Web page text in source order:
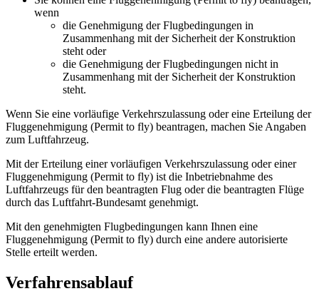
wenn
die Genehmigung der Flugbedingungen in
Zusammenhang mit der Sicherheit der Konstruktion
steht oder
die Genehmigung der Flugbedingungen nicht in
Zusammenhang mit der Sicherheit der Konstruktion
steht.
Wenn Sie eine vorläufige Verkehrszulassung oder eine Erteilung der
Fluggenehmigung (Permit to fly) beantragen, machen Sie Angaben
zum Luftfahrzeug.
Mit der Erteilung einer vorläufigen Verkehrszulassung oder einer
Fluggenehmigung (Permit to fly) ist die Inbetriebnahme des
Luftfahrzeugs für den beantragten Flug oder die beantragten Flüge
durch das Luftfahrt-Bundesamt genehmigt.
Mit den genehmigten Flugbedingungen kann Ihnen eine
Fluggenehmigung (Permit to fly) durch eine andere autorisierte
Stelle erteilt werden.
Verfahrensablauf